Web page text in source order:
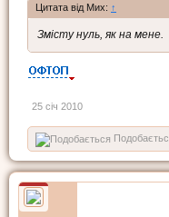
Цитата від Мих: ↑
Змісту нуль, як на мене.
25 січ 2010